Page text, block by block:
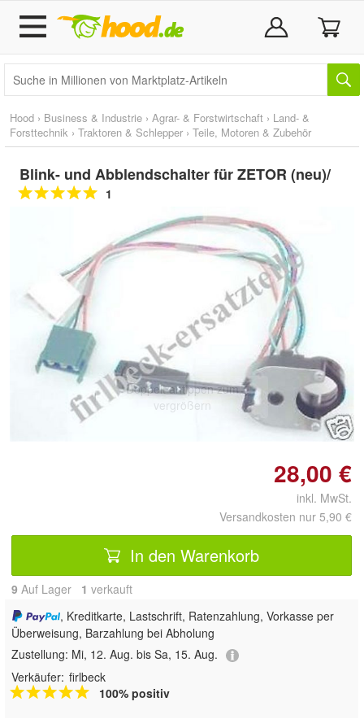
Hood › Business & Industrie › Agrar- & Forstwirtschaft › Land- &
Forsttechnik › Traktoren & Schlepper › Teile, Motoren & Zubehör
Blink- und Abblendschalter für ZETOR (neu)/
1
Doppelt antippen zum
vergrößern
28,00 €
inkl. MwSt.
Versandkosten nur 5,90 €
In den Warenkorb
9 Auf Lager 1 verkauft
, Kreditkarte, Lastschrift, Ratenzahlung, Vorkasse per
Überweisung, Barzahlung bei Abholung
Zustellung: Mi, 12. Aug. bis Sa, 15. Aug.
Verkäufer: firlbeck
100% positiv